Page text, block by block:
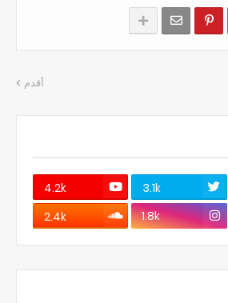
أقدم
3.1k
4.2k
1.8k
2.4k